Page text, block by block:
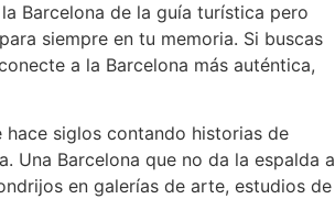
Barcelona de la guía turística pero
siempre en tu memoria. Si buscas
a la Barcelona más auténtica,
hace siglos contando historias de
Una Barcelona que no da la espalda a
en galerías de arte, estudios de